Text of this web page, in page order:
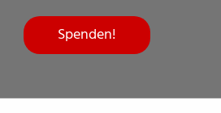
Spenden!